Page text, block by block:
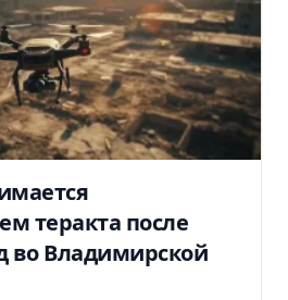
теракта после
во Владимирской